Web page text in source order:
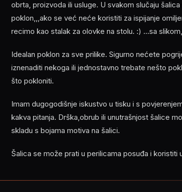
obrta, proizvoda ili usluge. U svakom slučaju
poklon,,,ako se već neće koristiti za ispijanje
recimo kao stalak za olovke na stolu. :) ...sa
Idealan poklon za sve prilike. Sigurno nećete
iznenaditi nekoga ili jednostavno trebate nešto
što pokloniti.
Imam dugogodišnje iskustvo u tisku i s
kakva pitanja. Drška,obrub ili unutrašnjost šalice
skladu s bojama motiva na šalici.
Šalica se može prati u perilicama posuđa i koristiti